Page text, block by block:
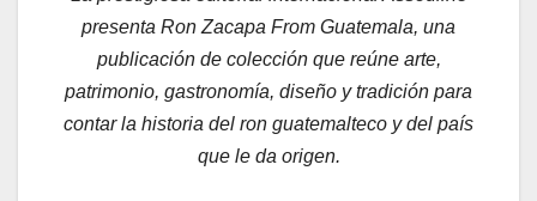
presenta Ron Zacapa From Guatemala, una
publicación de colección que reúne arte,
patrimonio, gastronomía, diseño y tradición para
contar la historia del ron guatemalteco y del país
que le da origen.